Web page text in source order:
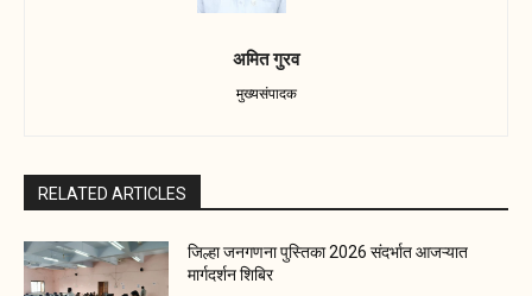
अमित गुरव
मुख्यसंपादक
RELATED ARTICLES
जिल्हा जनगणना पुस्तिका 2026 संदर्भात आजऱ्यात
मार्गदर्शन शिबिर